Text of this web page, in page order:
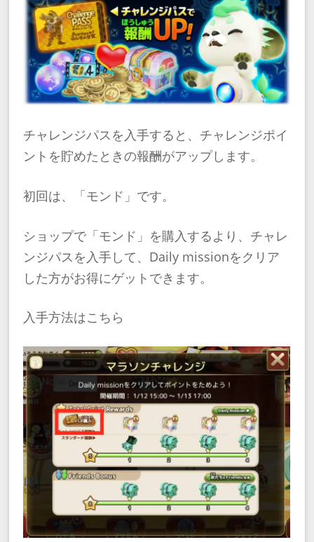
チャレンジパスを入手すると、チャレンジポイ
ントを貯めたときの報酬がアップします。
初回は、「モンド」です。
ショップで「モンド」を購入するより、チャレ
ンジパスを入手して、Daily missionをクリア
した方がお得にゲットできます。
入手方法はこちら